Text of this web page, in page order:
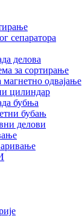
сепаратора
делова
за сортирање
одвајање
цилиндар
бубња
бубањ
делови